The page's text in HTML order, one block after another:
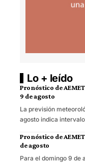
Lo + leído
Pronóstico de
9 de agosto
La previsión
agosto indica
Pronóstico de
de agosto
Para el domingo 9 de